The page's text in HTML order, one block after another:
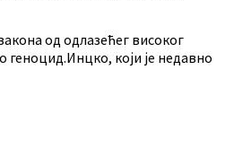
од одлазећег високог
геноцид.Инцко, који је недавно